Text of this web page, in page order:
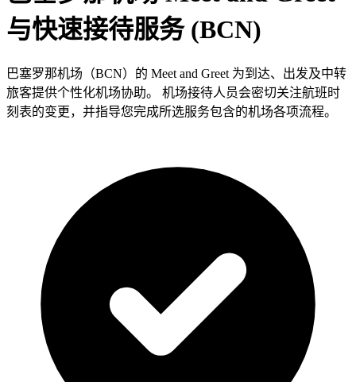
与快速接待服务 (BCN)
巴塞罗那机场（BCN）的 Meet and Greet 为到达、出发及中转
旅客提供个性化机场协助。 机场接待人员会密切关注航班时
刻表的变更，并指导您完成所选服务包含的机场各项流程。